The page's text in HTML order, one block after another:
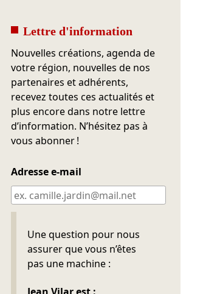
Lettre d'information
Nouvelles créations, agenda de
votre région, nouvelles de nos
partenaires et adhérents,
recevez toutes ces actualités et
plus encore dans notre lettre
d’information. N’hésitez pas à
vous abonner !
Adresse e-mail
Une question pour nous
assurer que vous n’êtes
pas une machine :
Ne pas remplir